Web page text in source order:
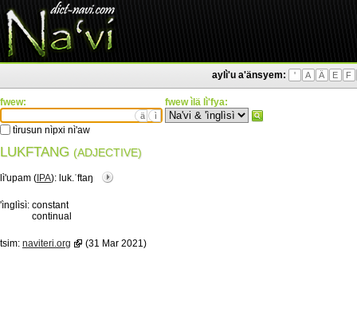
aylì'u a'änsyem: ' A Ä E F
fwew:
ä ì
tìrusun nìpxi nì'aw
fwew ìlä lì'fya:
LUKFTANG (ADJECTIVE)
lì'upam ( IPA): luk.ˈftaŋ
'ìnglìsì: constant
continual
tsim: naviteri.org (31 Mar 2021)